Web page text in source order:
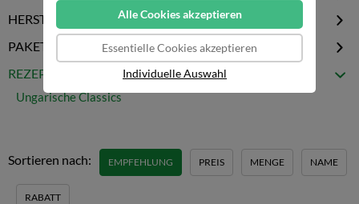
Alle Cookies akzeptieren
Essentielle Cookies akzeptieren
Individuelle Auswahl
Likör
Koscher
Spezialitäten
Pur / Rein
Aprikose
Apfel
Birne
Honig
Quitte
weitere Geschmacksrichtungen
HERSTELLER
Bestillo
Bolyhos
Györi Likörgyar
Pannonhalmi
Zwack
PAKETE
Alle Pakete
Probierpakete
Hersteller Pakete
Highlights
REZEPTE
Ungarische Classics
Sortieren nach: EMPFEHLUNG PREIS MENGE NAME
RABATT